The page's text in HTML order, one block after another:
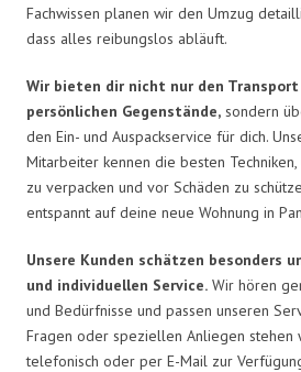
Fachwissen planen wir den Umzug
dass alles reibungslos abläuft.
Wir bieten dir nicht nur den
persönlichen Gegenstände, sondern
den Ein- und Auspackservice für dich.
Mitarbeiter kennen die besten
zu verpacken und vor Schäden zu
entspannt auf deine neue Wohnung in
Unsere Kunden schätzen besonders
und individuellen Service. Wir hören
und Bedürfnisse und passen unseren
Fragen oder speziellen Anliegen
telefonisch oder per E-Mail zur